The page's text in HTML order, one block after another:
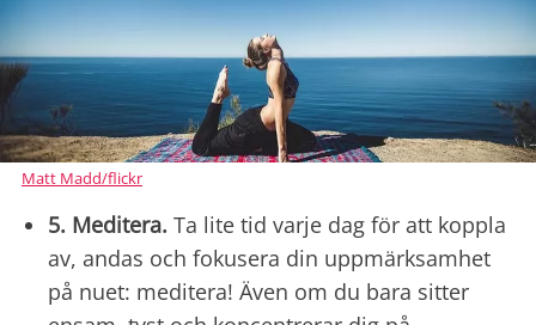
Matt Madd/flickr
5. Meditera. Ta lite tid varje dag för att koppla
av, andas och fokusera din uppmärksamhet
på nuet: meditera! Även om du bara sitter